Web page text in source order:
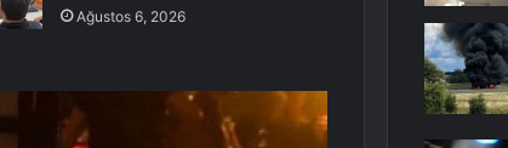
Ağustos 6, 2026